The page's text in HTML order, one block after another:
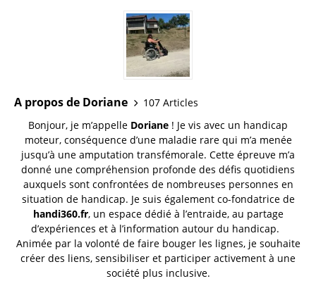
A propos de Doriane
107 Articles
Bonjour, je m’appelle Doriane ! Je vis avec un handicap
moteur, conséquence d’une maladie rare qui m’a menée
jusqu’à une amputation transfémorale. Cette épreuve m’a
donné une compréhension profonde des défis quotidiens
auxquels sont confrontées de nombreuses personnes en
situation de handicap. Je suis également co-fondatrice de
handi360.fr, un espace dédié à l’entraide, au partage
d’expériences et à l’information autour du handicap.
Animée par la volonté de faire bouger les lignes, je souhaite
créer des liens, sensibiliser et participer activement à une
société plus inclusive.